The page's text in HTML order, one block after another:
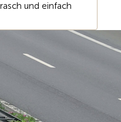
und einfach